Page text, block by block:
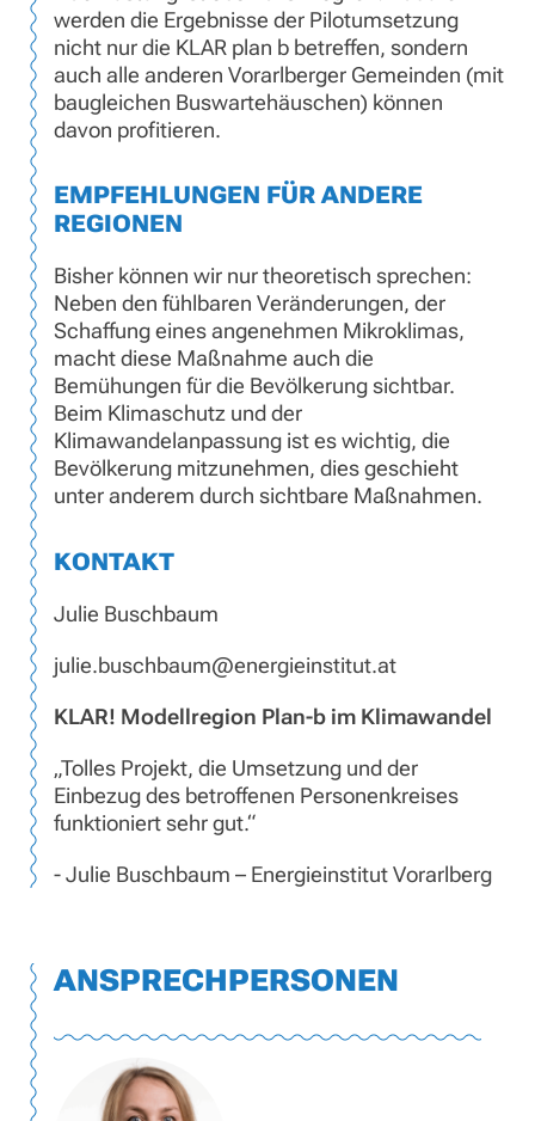
werden die Ergebnisse der Pilotumsetzung
nicht nur die KLAR plan b betreffen, sondern
auch alle anderen Vorarlberger Gemeinden (mit
baugleichen Buswartehäuschen) können
davon profitieren.
EMPFEHLUNGEN FÜR ANDERE
REGIONEN
Bisher können wir nur theoretisch sprechen:
Neben den fühlbaren Veränderungen, der
Schaffung eines angenehmen Mikroklimas,
macht diese Maßnahme auch die
Bemühungen für die Bevölkerung sichtbar.
Beim Klimaschutz und der
Klimawandelanpassung ist es wichtig, die
Bevölkerung mitzunehmen, dies geschieht
unter anderem durch sichtbare Maßnahmen.
KONTAKT
Julie Buschbaum
julie.buschbaum@energieinstitut.at
KLAR! Modellregion Plan-b im Klimawandel
„Tolles Projekt, die Umsetzung und der
Einbezug des betroffenen Personenkreises
funktioniert sehr gut.“
‐ Julie Buschbaum – Energieinstitut Vorarlberg
ANSPRECHPERSONEN